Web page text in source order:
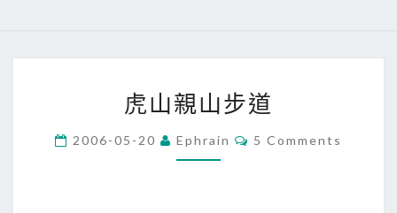
山
山
虎山親山步道
2006-05-20 Ephrain
C
5 Comments